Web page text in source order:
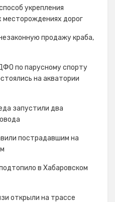
укрепления
месторождениях дорог
продажу краба,
по парусному спорту
на акватории
запустили два
пострадавшим на
в Хабаровском
открыли на трассе